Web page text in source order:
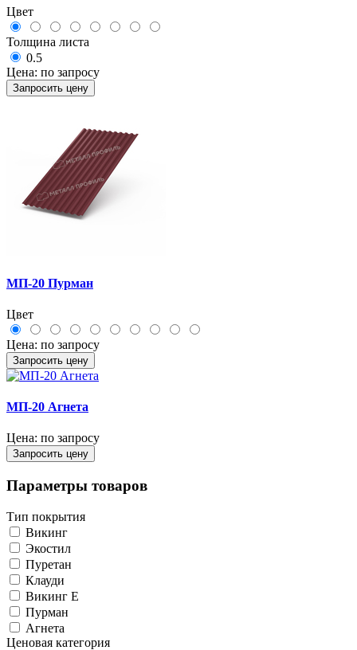
Цвет
Толщина листа
0.5
Цена: по запросу
Запросить цену
МП-20 Пурман
Цвет
Цена: по запросу
Запросить цену
МП-20 Агнета
Цена: по запросу
Запросить цену
Параметры товаров
Тип покрытия
Викинг
Экостил
Пуретан
Клауди
Викинг Е
Пурман
Агнета
Ценовая категория